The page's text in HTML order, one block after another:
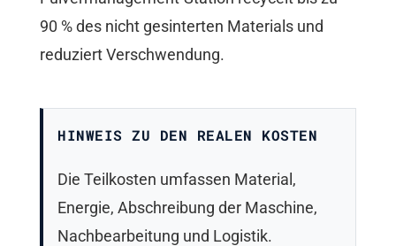
90 % des nicht gesinterten Materials und
reduziert Verschwendung.
HINWEIS ZU DEN REALEN KOSTEN
Die Teilkosten umfassen Material,
Energie, Abschreibung der Maschine,
Nachbearbeitung und Logistik.